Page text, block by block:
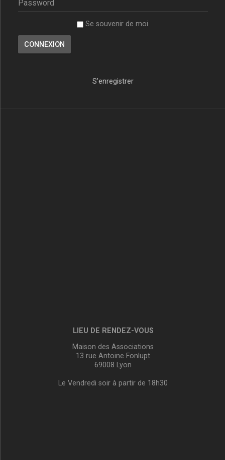
Se souvenir de moi
S’enregistrer
LIEU DE RENDEZ-VOUS
Maison des Associations
13 rue Antoine Fonlupt
69008 Lyon
Le Vendredi soir à partir de 18h30